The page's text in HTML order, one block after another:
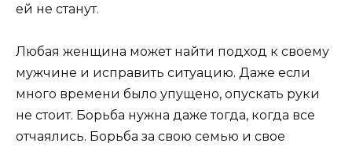
ей не станут.
Любая женщина может найти подход к своему
мужчине и исправить ситуацию. Даже если
много времени было упущено, опускать руки
не стоит. Борьба нужна даже тогда, когда все
отчаялись. Борьба за свою семью и свое